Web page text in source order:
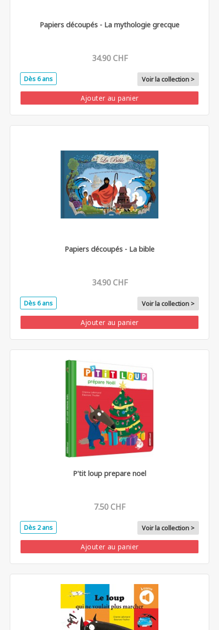
Papiers découpés - La mythologie grecque
34.90 CHF
Dès 6 ans Voir la collection >
Ajouter au panier
Papiers découpés - La bible
34.90 CHF
Dès 6 ans Voir la collection >
Ajouter au panier
P'tit loup prepare noel
7.50 CHF
Dès 2 ans Voir la collection >
Ajouter au panier